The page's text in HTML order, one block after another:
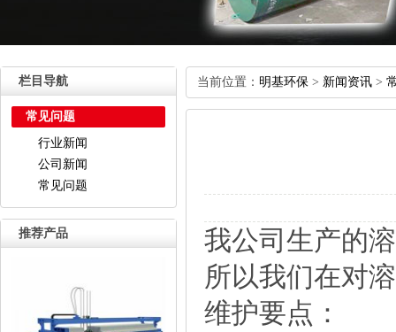
栏目导航
常见问题
行业新闻
公司新闻
常见问题
推荐产品
当前位置： 明基环保 > 新闻资讯 >
我公司生产的
所以我们在对
维护要点：